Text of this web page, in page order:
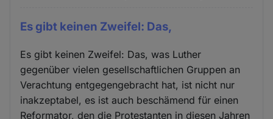
Es gibt keinen Zweifel: Das,
Es gibt keinen Zweifel: Das, was Luther
gegenüber vielen gesellschaftlichen Gruppen an
Verachtung entgegengebracht hat, ist nicht nur
inakzeptabel, es ist auch beschämend für einen
Reformator, den die Protestanten in diesen Jahren